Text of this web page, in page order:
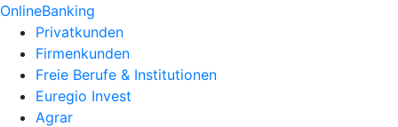
OnlineBanking
Privatkunden
Firmenkunden
Freie Berufe & Institutionen
Euregio Invest
Agrar